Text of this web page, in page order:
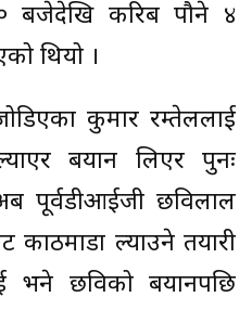
बजेदेखि करिब पौने ४
थियो ।
कुमार रम्तेललाई
बयान लिएर पुनः
पूर्वडीआईजी छविलाल
काठमाडौं ल्याउने तयारी
भने छविको बयानपछि